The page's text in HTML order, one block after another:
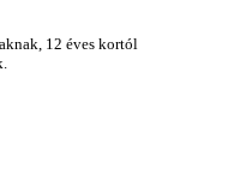
12 éves kortól